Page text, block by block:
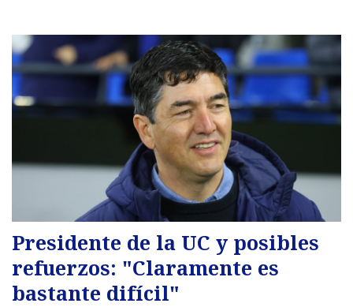
Presidente de la UC y posibles
refuerzos: "Claramente es
bastante difícil"